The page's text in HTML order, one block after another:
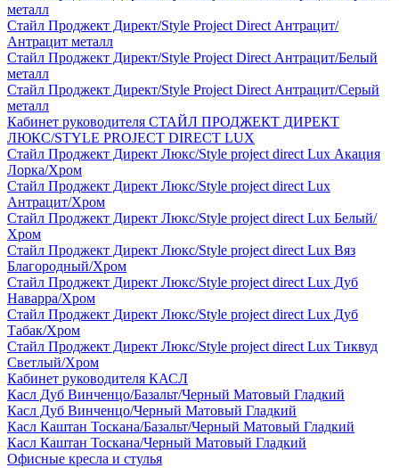
металл
Стайл Проджект Директ/Style Project Direct Антрацит/
Антрацит металл
Стайл Проджект Директ/Style Project Direct Антрацит/Белый
металл
Стайл Проджект Директ/Style Project Direct Антрацит/Серый
металл
Кабинет руководителя СТАЙЛ ПРОДЖЕКТ ДИРЕКТ
ЛЮКС/STYLE PROJECT DIRECT LUX
Стайл Проджект Директ Люкс/Style project direct Lux Акация
Лорка/Хром
Стайл Проджект Директ Люкс/Style project direct Lux
Антрацит/Хром
Стайл Проджект Директ Люкс/Style project direct Lux Белый/
Хром
Стайл Проджект Директ Люкс/Style project direct Lux Вяз
Благородный/Хром
Стайл Проджект Директ Люкс/Style project direct Lux Дуб
Наварра/Хром
Стайл Проджект Директ Люкс/Style project direct Lux Дуб
Табак/Хром
Стайл Проджект Директ Люкс/Style project direct Lux Тиквуд
Светлый/Хром
Кабинет руководителя КАСЛ
Касл Дуб Винченцо/Базальт/Черный Матовый Гладкий
Касл Дуб Винченцо/Черный Матовый Гладкий
Касл Каштан Тоскана/Базальт/Черный Матовый Гладкий
Касл Каштан Тоскана/Черный Матовый Гладкий
Офисные кресла и стулья